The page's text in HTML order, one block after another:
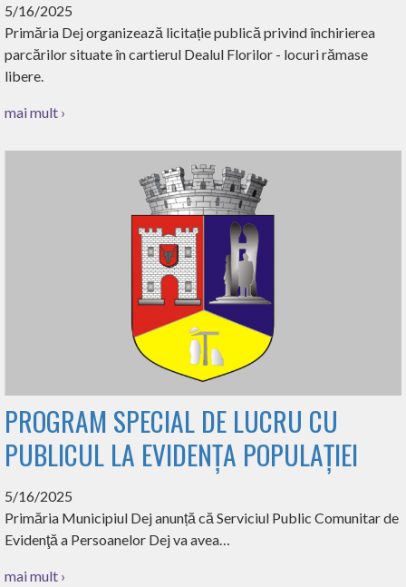
5/16/2025
Primăria Dej organizează licitație publică privind închirierea
parcărilor situate în cartierul Dealul Florilor - locuri rămase
libere.
mai mult ›
PROGRAM SPECIAL DE LUCRU CU
PUBLICUL LA EVIDENȚA POPULAȚIEI
5/16/2025
Primăria Municipiul Dej anunță că Serviciul Public Comunitar de
Evidenţă a Persoanelor Dej va avea…
mai mult ›